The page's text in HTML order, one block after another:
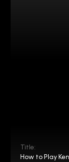
Title:
How to Play